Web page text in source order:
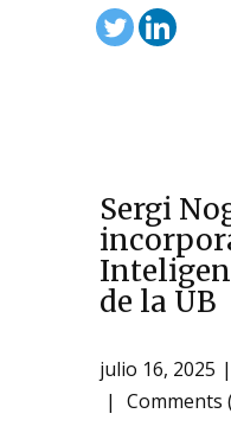
Sergi
de la UB
julio 16, 2025
Comments